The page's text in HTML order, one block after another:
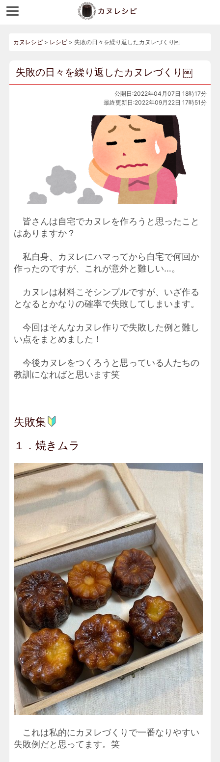
カヌレシピ> レシピ> 失敗の日々を繰り返したカヌレづくり￼
失敗の日々を繰り返したカヌレづくり￼
公開日:2022年04月07日 18時17分
最終更新日:2022年09月22日 17時51分
皆さんは自宅でカヌレを作ろうと思ったこと
はありますか？
私自身、カヌレにハマってから自宅で何回か
作ったのですが、これが意外と難しい…。
カヌレは材料こそシンプルですが、いざ作る
となるとかなりの確率で失敗してしまいます。
今回はそんなカヌレ作りで失敗した例と難し
い点をまとめました！
今後カヌレをつくろうと思っている人たちの
教訓になればと思います笑
失敗集
１．焼きムラ
これは私的にカヌレづくりで一番なりやすい
失敗例だと思ってます。笑